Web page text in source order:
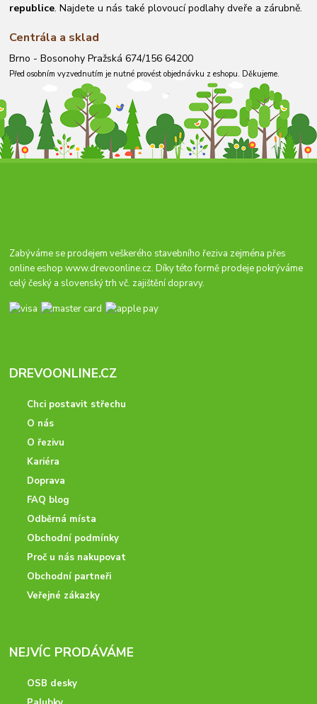
republice. Najdete u nás také plovoucí podlahy dveře a zárubně.
Centrála a sklad
Brno - Bosonohy Pražská 674/156 64200
Před osobním vyzvednutím je nutné provést objednávku z eshopu. Děkujeme.
Zabýváme se prodejem veškerého stavebního řeziva zejména přes
online eshopwww.drevoonline.cz. Díky této formě prodeje pokrýváme
celý český a slovenský trh vč. zajištění dopravy.
DREVOONLINE.CZ
Chci postavit střechu
O nás
O řezivu
Kariéra
Doprava
FAQ blog
Odběrná místa
Obchodní podmínky
Proč u nás nakupovat
Obchodní partneři
Veřejné zákazky
NEJVÍC PRODÁVÁME
OSB desky